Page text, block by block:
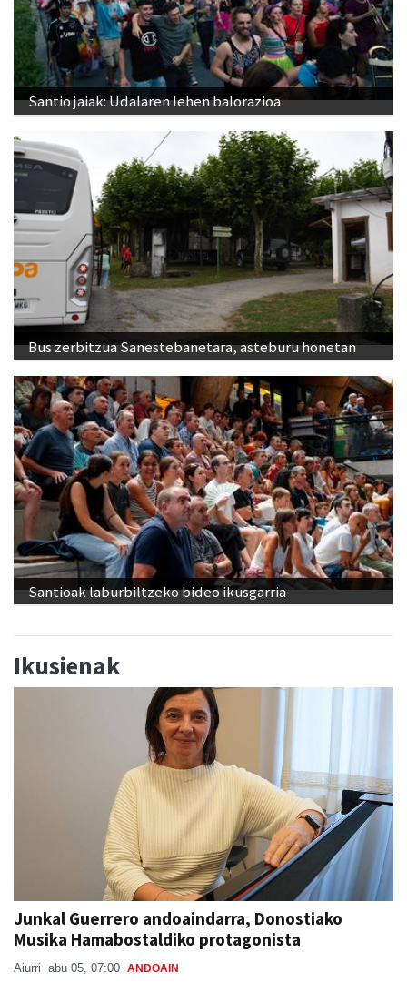
Santio jaiak: Udalaren lehen balorazioa
Bus zerbitzua Sanestebanetara, asteburu honetan
Santioak laburbiltzeko bideo ikusgarria
Ikusienak
Junkal Guerrero andoaindarra, Donostiako
Musika Hamabostaldiko protagonista
Aiurri abu 05, 07:00 ANDOAIN